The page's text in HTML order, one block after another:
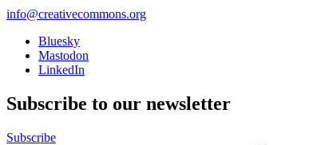
info@creativecommons.org
Bluesky
Mastodon
LinkedIn
Subscribe to our newsletter
Subscribe